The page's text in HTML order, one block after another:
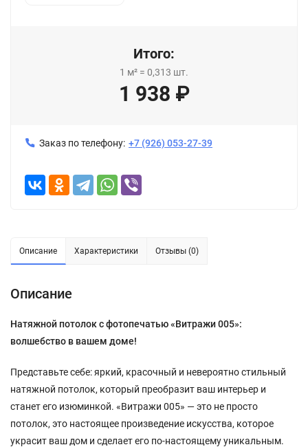
Итого:
1 м² = 0,313 шт.
1 938 ₽
Заказ по телефону: +7 (926) 053-27-39
Описание Характеристики Отзывы (0)
Описание
Натяжной потолок с фотопечатью «Витражи 005»:
волшебство в вашем доме!
Представьте себе: яркий, красочный и невероятно стильный
натяжной потолок, который преобразит ваш интерьер и
станет его изюминкой. «Витражи 005» — это не просто
потолок, это настоящее произведение искусства, которое
украсит ваш дом и сделает его по-настоящему уникальным.